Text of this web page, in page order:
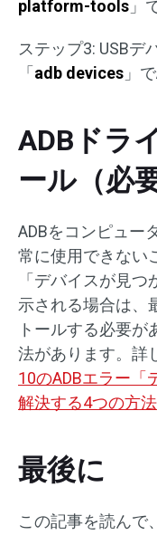
platform-tools 」
ステップ3: USBデ
「 adb devices 」
ADBドラ
ール（必
ADBをコンピュー
常に使用できない
「デバイスが見
示される場合は、
トールする必要
法があります。詳
10のADBエラー「
解決する4つの方法
最後に
この記事を読んで